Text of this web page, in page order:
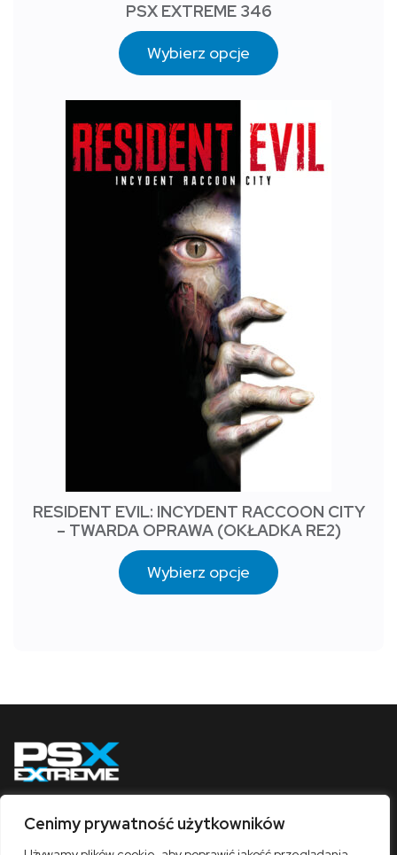
Cenimy prywatność użytkowników
PSX EXTREME 346
Wybierz opcje
RESIDENT EVIL: INCYDENT RACCOON CITY
– TWARDA OPRAWA (OKŁADKA RE2)
Wybierz opcje
Obserwuj nas